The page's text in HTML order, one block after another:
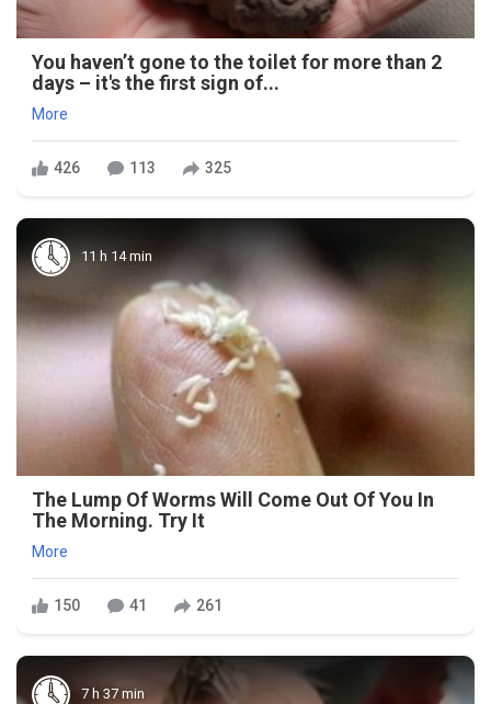
You haven’t gone to the toilet for more than 2
days – it's the first sign of...
More
426 113 325
11 h 14 min
The Lump Of Worms Will Come Out Of You In
The Morning. Try It
More
150 41 261
7 h 37 min